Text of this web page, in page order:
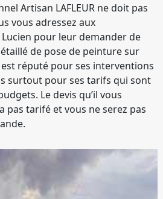
Artisan LAFLEUR ne doit pas
vous adressez aux
pour leur demander de
de pose de peinture sur
réputé pour ses interventions
surtout pour ses tarifs qui sont
Le devis qu’il vous
pas tarifé et vous ne serez pas